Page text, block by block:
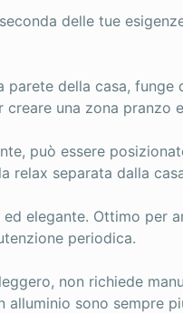
delle tue
parete della casa, funge
una zona pranzo
può essere
relax separata dalla
ed elegante. Ottimo per
periodica.
non richiede
sono sempre